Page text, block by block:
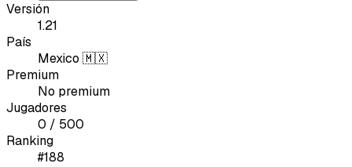
Versión
1.21
País
Mexico 🇲🇽
Premium
No premium
Jugadores
0 / 500
Ranking
#188